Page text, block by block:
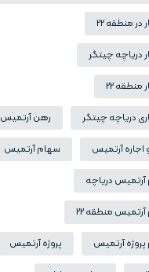
در منطقه 22
دریاچه چیتگر
منطقه 22
دریاچه چیتگر رهن آرتمیس
آرتمیس سهام آرتمیس
دریاچه
منطقه 22
آرتمیس پروژه آرتمیس